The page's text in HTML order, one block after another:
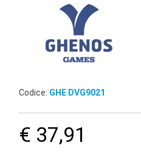
Codice: GHE DVG9021
€ 37,91